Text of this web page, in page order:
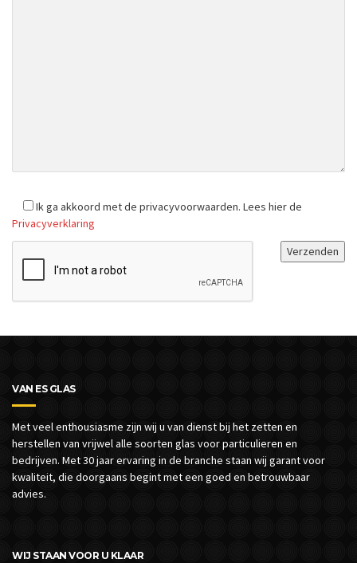
Ik ga akkoord met de privacyvoorwaarden. Lees hier de
Privacyverklaring
VAN ES GLAS
Met veel enthousiasme zijn wij u van dienst bij het zetten en
herstellen van vrijwel alle soorten glas voor particulieren en
bedrijven. Met 30 jaar ervaring in de branche staan wij garant voor
kwaliteit, die doorgaans begint met een goed en betrouwbaar
advies.
WIJ STAAN VOOR U KLAAR